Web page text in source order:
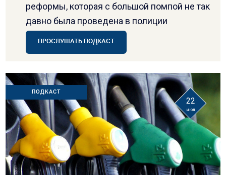
реформы, которая с большой помпой не так
давно была проведена в полиции
ПРОСЛУШАТЬ ПОДКАСТ
ПОДКАСТ
22
июл